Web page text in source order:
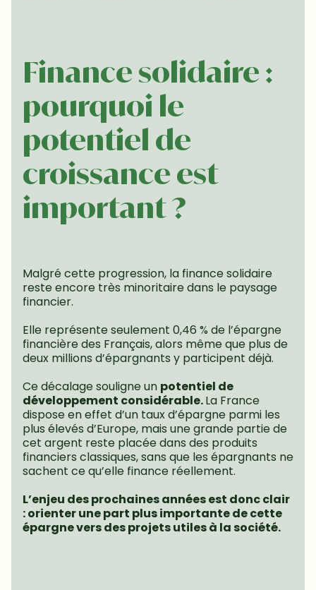
Finance solidaire :
pourquoi le
potentiel de
croissance est
important ?
Malgré cette progression, la finance solidaire
reste encore très minoritaire dans le paysage
financier.
Elle représente seulement 0,46 % de l’épargne
financière des Français, alors même que plus de
deux millions d’épargnants y participent déjà.
Ce décalage souligne un potentiel de
développement considérable. La France
dispose en effet d’un taux d’épargne parmi les
plus élevés d’Europe, mais une grande partie de
cet argent reste placée dans des produits
financiers classiques, sans que les épargnants ne
sachent ce qu’elle finance réellement.
L’enjeu des prochaines années est donc clair
: orienter une part plus importante de cette
épargne vers des projets utiles à la société.